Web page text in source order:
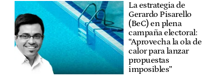
La estrategia de
Gerardo Pisarello
(BeC) en plena
campaña electoral:
“Aprovecha la ola de
calor para lanzar
propuestas
imposibles”